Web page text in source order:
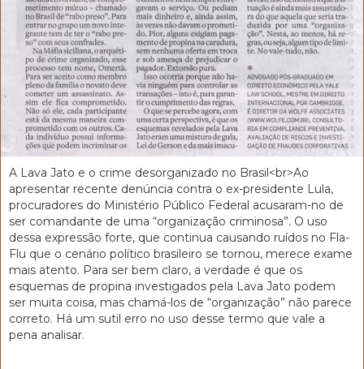
A Lava Jato e o crime desorganizado no Brasil<br>Ao
apresentar recente denúncia contra o ex-presidente Lula,
procuradores do Ministério Público Federal acusaram-no de
ser comandante de uma “organização criminosa”. O uso
dessa expressão forte, que continua causando ruídos no Fla-
Flu que o cenário político brasileiro se tornou, merece exame
mais atento. Para ser bem claro, a verdade é que os
esquemas de propina investigados pela Lava Jato podem
ser muita coisa, mas chamá-los de “organização” não parece
correto. Há um sutil erro no uso desse termo que vale a
pena analisar.